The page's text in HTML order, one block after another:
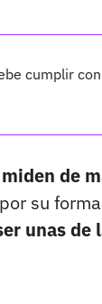
cumplir
de
su
unas